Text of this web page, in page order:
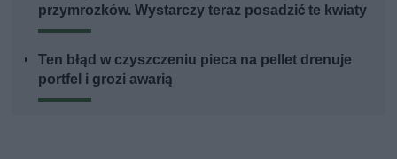
przymrozków. Wystarczy teraz posadzić te kwiaty
Ten błąd w czyszczeniu pieca na pellet drenuje
portfel i grozi awarią